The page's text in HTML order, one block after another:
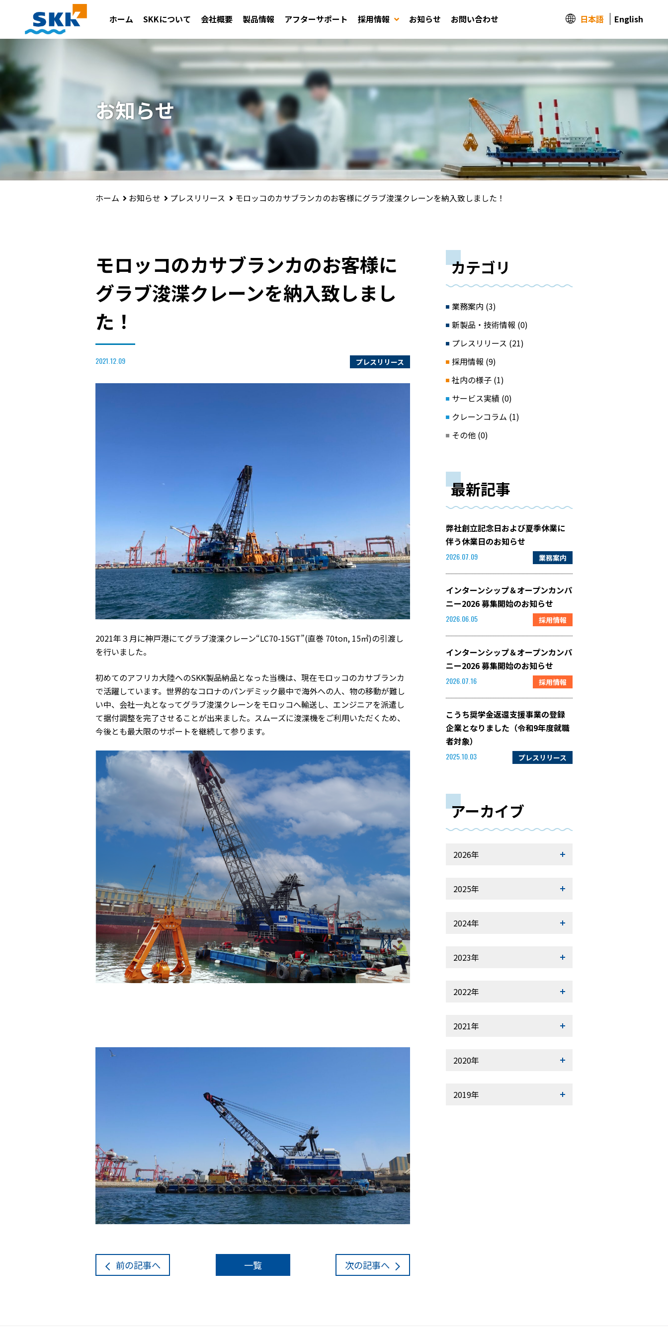
ホーム SKKについて 会社概要 製品情報 アフターサポート 採用情報 お知らせ お問い合わせ 日本語 English
お知らせ
ホーム お知らせ プレスリリース モロッコのカサブランカのお客様にグラブ浚渫クレーンを納入致しました！
モロッコのカサブランカのお客様に
グラブ浚渫クレーンを納入致しまし
た！
2021.12.09 プレスリリース
2021年３月に神戸港にてグラブ浚渫クレーン“LC70-15GT”(直巻 70ton, 15㎥)の引渡し
を行いました。
初めてのアフリカ大陸へのSKK製品納品となった当機は、現在モロッコのカサブランカ
で活躍しています。世界的なコロナのパンデミック最中で海外への人、物の移動が難し
い中、会社一丸となってグラブ浚渫クレーンをモロッコへ輸送し、エンジニアを派遣し
て据付調整を完了させることが出来ました。スムーズに浚渫機をご利用いただくため、
今後とも最大限のサポートを継続して参ります。
前の記事へ 次の記事へ
一覧
カテゴリ
業務案内 (3)
新製品・技術情報 (0)
プレスリリース (21)
採用情報 (9)
社内の様子 (1)
サービス実績 (0)
クレーンコラム (1)
その他 (0)
最新記事
弊社創立記念日および夏季休業に
伴う休業日のお知らせ
2026.07.09 業務案内
インターンシップ＆オープンカンパ
ニー2026 募集開始のお知らせ
2026.06.05 採用情報
インターンシップ＆オープンカンパ
ニー2026 募集開始のお知らせ
2026.07.16 採用情報
こうち奨学金返還支援事業の登録
企業となりました（令和9年度就職
者対象）
2025.10.03 プレスリリース
アーカイブ
2026年
2025年
2024年
2023年
2022年
2021年
2020年
2019年